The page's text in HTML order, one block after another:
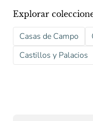
Explorar
Casas de Campo
Castillos y Palacios